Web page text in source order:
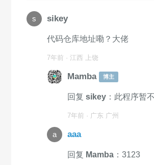
s sikey
代码仓库地址嘞？大佬
7年前 · 江西 上饶
Mamba 博主
回复sikey ：此程序暂
7年前 · 广东 广州
a aaa
回复 Mamba ：3123